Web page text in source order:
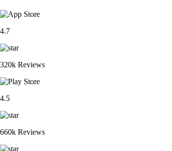
4.7
320k Reviews
4.5
660k Reviews